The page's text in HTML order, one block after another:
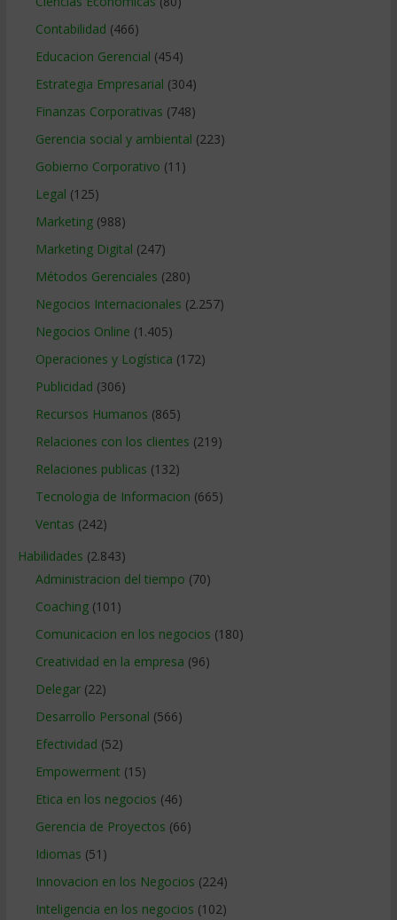
Contabilidad (466)
Educacion Gerencial (454)
Estrategia Empresarial (304)
Finanzas Corporativas (748)
Gerencia social y ambiental (223)
Gobierno Corporativo (11)
Legal (125)
Marketing(988)
Marketing Digital (247)
Métodos Gerenciales (280)
Negocios Internacionales (2.257)
Negocios Online (1.405)
Operaciones y Logística (172)
Publicidad (306)
Recursos Humanos (865)
Relaciones con los clientes (219)
Relaciones publicas (132)
Tecnologia de Informacion (665)
Ventas (242)
Habilidades (2.843)
Administracion del tiempo (70)
Coaching(101)
Comunicacion en los negocios (180)
Creatividad en la empresa (96)
Delegar(22)
Desarrollo Personal (566)
Efectividad (52)
Empowerment (15)
Etica en los negocios (46)
Gerencia de Proyectos (66)
Idiomas (51)
Innovacion en los Negocios (224)
Inteligencia en los negocios (102)